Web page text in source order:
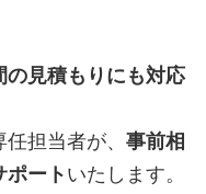
の見積もりにも対応
担当者が、 事前相
ートいたします。